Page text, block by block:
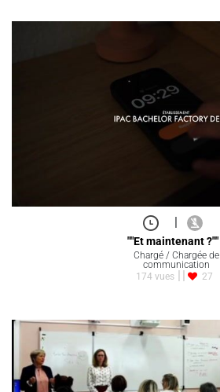
|
""Et maintenant ?""
Chargé / Chargée de
communication
174 vues
27